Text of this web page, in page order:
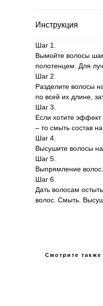
Инструкция
Шаг 1.
Вымойте волосы
полотенцем. Для
Шаг 2.
Разделите волосы
по всей их длине,
Шаг 3.
Если хотите
– то смыть состав
Шаг 4.
Высушите волосы на
Шаг 5.
Выпрямление волос.
Шаг 6.
Дать волосам
волос. Смыть.
Смотрите также